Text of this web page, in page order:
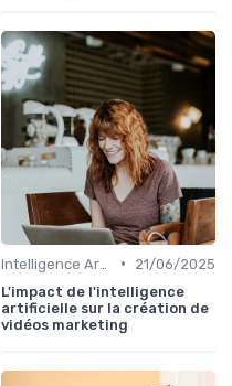
•
21/06/2025
L'impact de l'intelligence
artificielle sur la création de
vidéos marketing